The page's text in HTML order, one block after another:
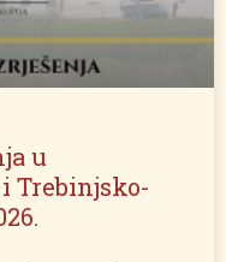
u
Trebinjsko-